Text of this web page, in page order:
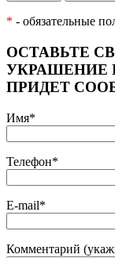
* - обязательные
ОСТАВЬТЕ
УКРАШЕНИЕ
ПРИДЕТ
Имя*
Телефон*
E-mail*
Комментарий